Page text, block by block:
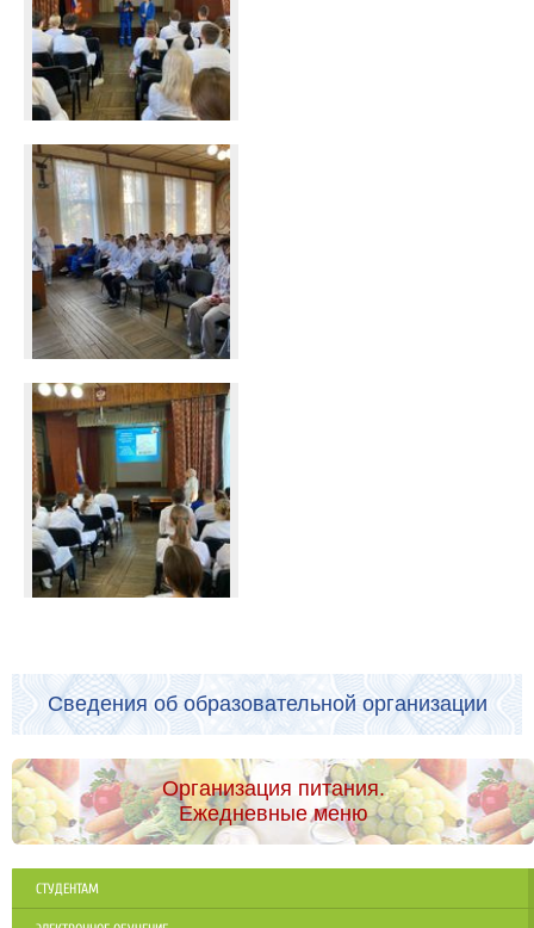
Сведения об образовательной организации
Организация питания.
Ежедневные меню
СТУДЕНТАМ